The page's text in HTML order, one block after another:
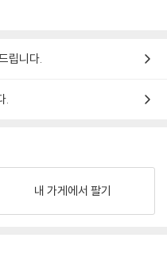
립니다.
.
내 가게에서 팔기